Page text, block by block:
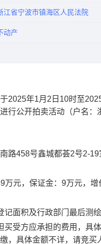
江省宁波市镇海区人民法院
动产
2025年1月2日10时至
行公开拍卖活动 （户名
路458号鑫城都荟2号2-
万元，保证金：9万元，
记面积及行政部门最后测
买受方应承担的费用，具
，具体金额不详，请竞